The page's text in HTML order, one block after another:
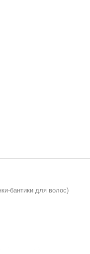
бантики для волос)